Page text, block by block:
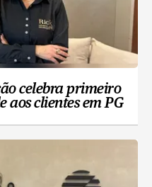
celebra primeiro
clientes em PG